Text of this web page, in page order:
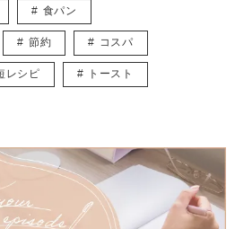
、思わず作ってみたくなるような料理の
食パン
節約 コスパ
レシピ トースト